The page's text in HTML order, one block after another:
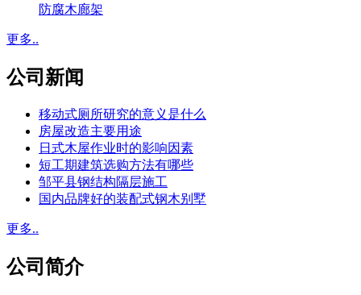
防腐木廊架
更多..
公司新闻
移动式厕所研究的意义是什么
房屋改造主要用途
日式木屋作业时的影响因素
短工期建筑选购方法有哪些
邹平县钢结构隔层施工
国内品牌好的装配式钢木别墅
更多..
公司简介